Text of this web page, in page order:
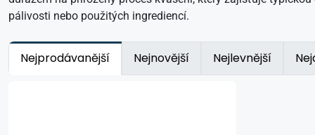
pálivosti nebo použitých ingrediencí.
Nejprodávanější Nejnovější Nejlevnější